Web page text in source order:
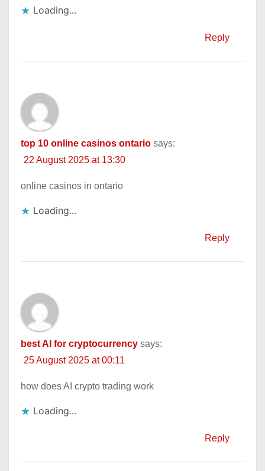
Loading...
Reply
top 10 online casinos ontario says:
22 August 2025 at 13:30
online casinos in ontario
Loading...
Reply
best AI for cryptocurrency says:
25 August 2025 at 00:11
how does AI crypto trading work
Loading...
Reply